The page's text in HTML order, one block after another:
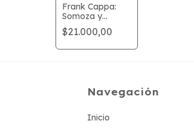
Frank Cappa:
Somoza y
Gomorra
$21.000,00
Navegación
Inicio